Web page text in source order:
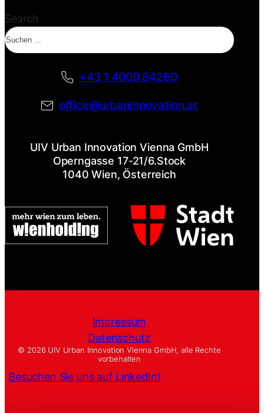
Search
+43 1 4000 84260
office@urbaninnovation.at
UIV Urban Innovation Vienna GmbH
Operngasse 17-21/6.Stock
1040 Wien, Österreich
Impressum
Datenschutz
© 2026 UIV Urban Innovation Vienna GmbH, alle Rechte
vorbehalten
Besuchen Sie uns auf LinkedIn!